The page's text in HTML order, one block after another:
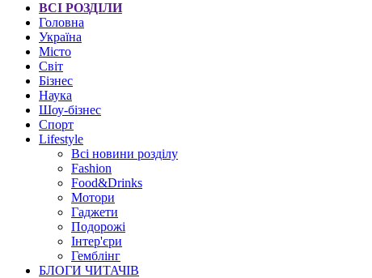
ВСІ РОЗДІЛИ
Головна
Україна
Місто
Світ
Бізнес
Наука
Шоу-бізнес
Спорт
Lifestyle
Всі новини розділу
Fashion
Food&Drinks
Мотори
Гаджети
Подорожі
Інтер'єри
Гемблінг
БЛОГИ ЧИТАЧІВ